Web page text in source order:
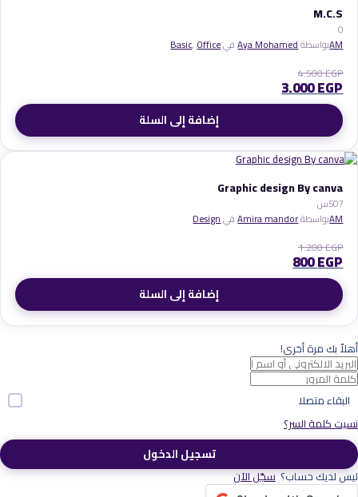
M.C.S
0
AMبواسطةAya Mohamedفي Basic,Office
4.500EGP
3.000EGP
إضافة إلى السلة
Graphic design By canva
750س
AMبواسطةAmira mandorفيDesign
1.200EGP
800EGP
إضافة إلى السلة
أهلاً بك مرة أخرى!
البقاء متصلا
نسيت كلمة السر؟
تسجيل الدخول
ليس لديك حساب؟سجّل الآن